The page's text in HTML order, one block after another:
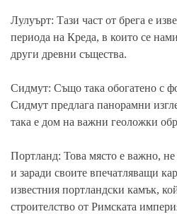
Лулуърт: Тази част от брега е
периода на Креда, в които се
други древни същества.
Сидмут: Също така обогатено с
Сидмут предлага панорамни
така е дом на важни геоложки
Портланд: Това място е важно,
и заради своите впечатляващи
известния портландски камък,
строителство от Римската